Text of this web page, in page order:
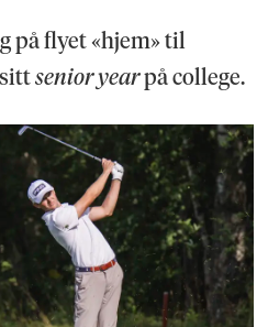
på flyet «hjem» til
senior yearpå college.